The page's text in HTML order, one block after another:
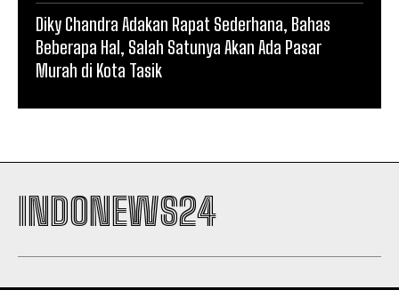
Diky Chandra Adakan Rapat Sederhana, Bahas
Beberapa Hal, Salah Satunya Akan Ada Pasar
Murah di Kota Tasik
INDONEWS24